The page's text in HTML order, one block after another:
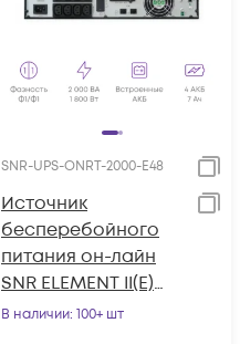
SNR-UPS-ONRT-2000-E48
Источник
бесперебойного
питания он-лайн
SNR ELEMENT II(E)
2000ВА/1800Вт, 1ф:1ф
В наличии: 100+ шт